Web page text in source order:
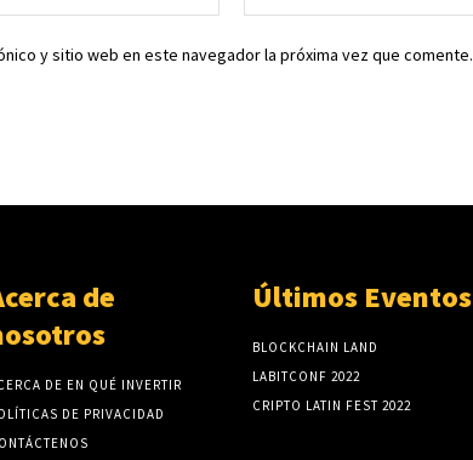
electrónico:*
y sitio web en este navegador la próxima vez que comente.
de
DE EN QUÉ INVERTIR
DE PRIVACIDAD
Últimos Eventos
BLOCKCHAIN LAND
LABITCONF 2022
CRIPTO LATIN FEST 2022